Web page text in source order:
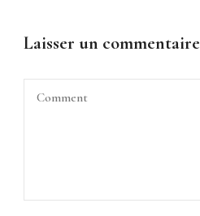
Laisser un commentaire